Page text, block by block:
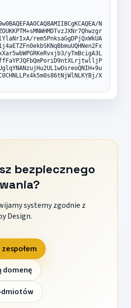
N
rem5PnksaGgDPjQxWkUA
yTmBcigA3L
X
bezpiecznego
systemy zgodnie z
Design.
domenę